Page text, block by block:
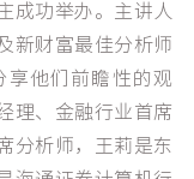
成功举办。 主讲人
新财富最佳分析师
享他们前瞻性的观
理、金融行业首席
分析师，王莉是东